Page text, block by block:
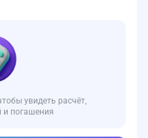
увидеть расчёт,
и погашения